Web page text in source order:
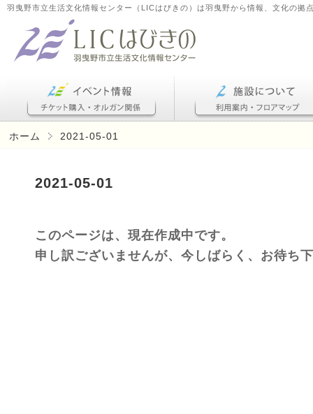
羽曳野市立生活文化情報センター（LICはびきの）は羽曳野から情報、文化の拠
ホーム 2021-05-01
2021-05-01
このページは、現在作成中です。
申し訳ございませんが、今しばらく、お待ち